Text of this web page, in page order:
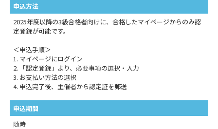
申込方法
2025年度以降の3級合格者向けに、合格したマイページからのみ認
定登録が可能です。
＜申込手順＞
1. マイページにログイン
2. 「認定登録」より、必要事項の選択・入力
3. お支払い方法の選択
4. 申込完了後、主催者から認定証を郵送
申込期間
随時